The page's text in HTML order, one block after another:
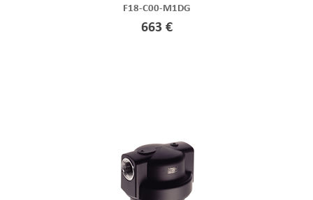
F18-C00-M1DG
663 €